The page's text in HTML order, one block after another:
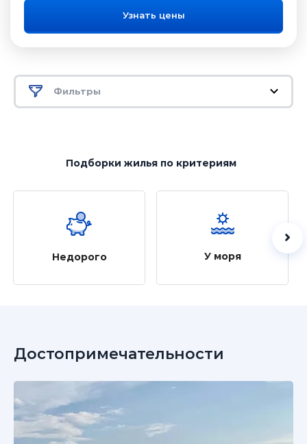
Узнать цены
Фильтры
Подборки жильяпо критериям
Недорого У моря
Достопримечательности